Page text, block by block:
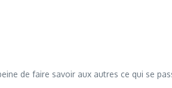
de faire savoir aux autres ce qui se